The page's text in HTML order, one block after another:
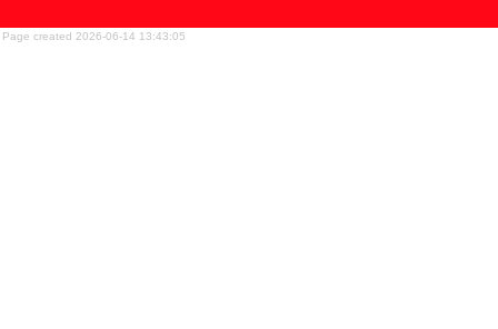
Page created 2026-06-14 13:43:05